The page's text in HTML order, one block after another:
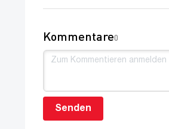
Kommentare0
Senden